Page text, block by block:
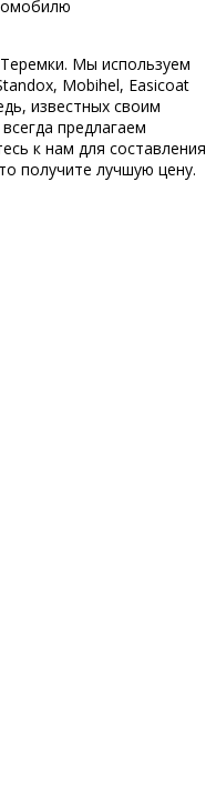
Мы используем
Mobihel, Easicoat
известных своим
предлагаем
к нам для составления
получите лучшую цену.